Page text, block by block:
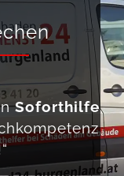
Soforthilfe